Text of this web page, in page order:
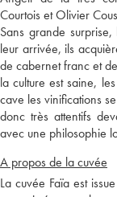
Courtois et Olivier
Sans grande
leur arrivée, ils
de cabernet franc et
la culture est saine,
cave les vinifications
donc très attentifs
avec une philosophie
A propos de la cuvée
La cuvée Faïa est